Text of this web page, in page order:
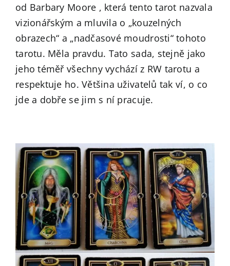
od Barbary Moore , která tento tarot nazvala
vizionářským a mluvila o „kouzelných
obrazech“ a „nadčasové moudrosti“ tohoto
tarotu. Měla pravdu. Tato sada, stejně jako
jeho téměř všechny vychází z RW tarotu a
respektuje ho. Většina uživatelů tak ví, o co
jde a dobře se jim s ní pracuje.